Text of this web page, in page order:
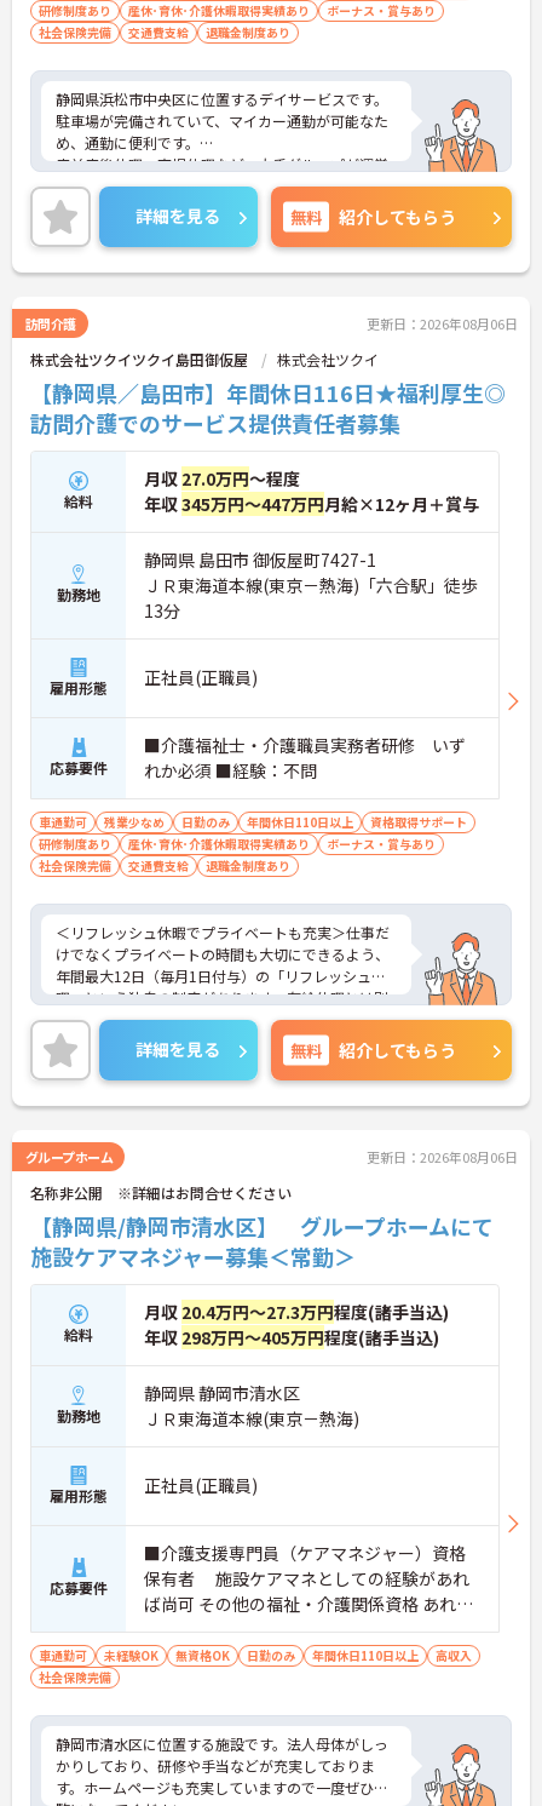
研修制度あり
産休･育休･介護休暇取得実績あり
ボーナス・賞与あり
社会保険完備
交通費支給 退職金制度あり
静岡県浜松市中央区に位置するデイサービスです。
駐車場が完備されていて、マイカー通勤が可能なた
め、通勤に便利です。
産前産後休暇、育児休暇など、大手グループが運営
する施設のため、福利厚生も非常に充実しておりま
す！
未経験の方でも丁寧に指導・研修制度も整っており
ますので安心して働ける環境です。
ご興味をお持ちの方には、詳細の情報や面接のポイ
さい。
詳細を見る 無料 紹介してもらう
訪問介護 更新日：2026年08月06日
株式会社ツクイツクイ島田御仮屋 株式会社ツクイ
【静岡県／島田市】年間休日116日★福利厚生◎
訪問介護でのサービス提供責任者募集
給料
月収 27.0万円～程度
年収345万円～447万円月給×12ヶ月＋賞与
勤務地
静岡県 島田市 御仮屋町7427-1
ＪＲ東海道本線(東京－熱海)「六合駅」徒歩
13分
雇用形態 正社員(正職員)
応募要件
■介護福祉士・介護職員実務者研修 いず
れか必須 ■経験：不問
車通勤可 残業少なめ 日勤のみ 年間休日110日以上
資格取得サポート
研修制度あり
産休･育休･介護休暇取得実績あり
ボーナス・賞与あり
社会保険完備
交通費支給 退職金制度あり
＜リフレッシュ休暇でプライベートも充実＞仕事だ
けでなくプライベートの時間も大切にできるよう、
年間最大12日（毎月1日付与）の「リフレッシュ休
暇」という独自の制度があります。有給休暇とは別
に付与されるため、これらを組み合わせて連休を取
得し、旅行や趣味を楽しむスタッフも多くいます。
また、残業は月平均10時間程度と少なめで、夜勤も
ないため、生活リズムを整えやすく、無理なく長く
働き続けられる環境です。
プロへ＞サービス提供責任者として、お客様が望む
生活を実現するためにケアプランを調整し、ヘルパ
ーへの指示や連携を行う重要なポジションです。業
務効率化のために業務用スマホの貸与もあり、スム
ーズに業務を行えます。お客様の「あたりまえの日
常生活」を支えるプロフェッショナルとしてスキル
を磨けるだけでなく、キャリアアップ制度を通じて
将来的なステップアップも目指せます。
詳細を見る 無料 紹介してもらう
グループホーム 更新日：2026年08月06日
名称非公開 ※詳細はお問合せください
【静岡県/静岡市清水区】 グループホームにて
施設ケアマネジャー募集＜常勤＞
給料
月収 20.4万円～27.3万円程度(諸手当込)
年収 298万円～405万円程度(諸手当込)
勤務地
静岡県 静岡市清水区
ＪＲ東海道本線(東京－熱海)
雇用形態 正社員(正職員)
応募要件
■介護支援専門員（ケアマネジャー）資格
保有者 施設ケアマネとしての経験があれ
ば尚可 その他の福祉・介護関係資格 あれば
尚可 認知症実践者研修 普通自動車運転免許
あれば尚可（ＡＴ限定可）
車通勤可 未経験OK 無資格OK 日勤のみ 年間休日110日以上
高収入
社会保険完備
静岡市清水区に位置する施設です。法人母体がしっ
かりしており、研修や手当などが充実しておりま
す。ホームページも充実していますので一度ぜひご